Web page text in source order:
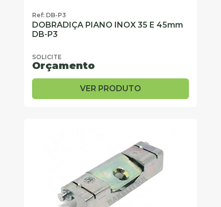
Ref: DB-P3
DOBRADIÇA PIANO INOX 35 E 45mm
DB-P3
SOLICITE
Orçamento
VER PRODUTO